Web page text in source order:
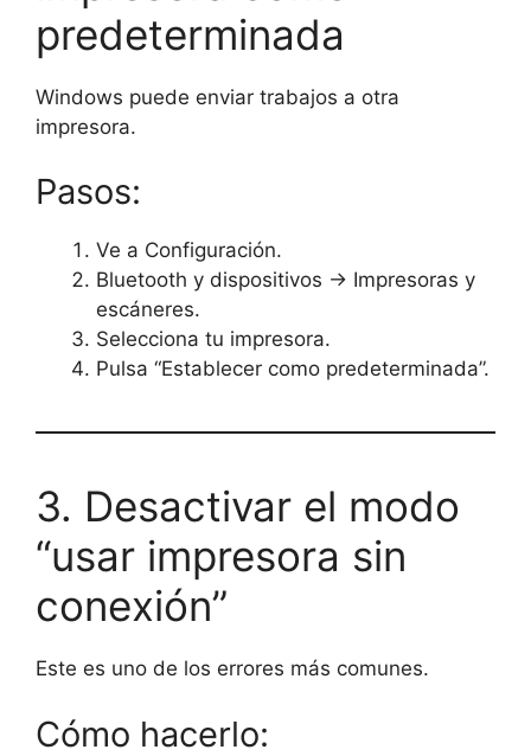
predeterminada
Windows puede enviar trabajos a otra
impresora.
Pasos:
Ve a Configuración.
Bluetooth y dispositivos → Impresoras y
escáneres.
Selecciona tu impresora.
Pulsa “Establecer como predeterminada”.
3. Desactivar el modo
“usar impresora sin
conexión”
Este es uno de los errores más comunes.
Cómo hacerlo: